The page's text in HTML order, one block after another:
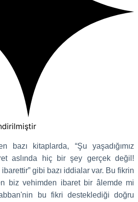
bazı kitaplarda, “Şu yaşadığımız
aslında hiç bir şey gerçek değil!
gibi bazı iddialar var. Bu fikrin
biz vehimden ibaret bir âlemde mi
bu fikri desteklediği doğru